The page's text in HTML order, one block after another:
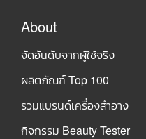
About
จัดอันดับจากผู้ใช้จริง
ผลิตภัณฑ์ Top 100
รวมแบรนด์เครื่องสำอาง
กิจกรรม Beauty Tester